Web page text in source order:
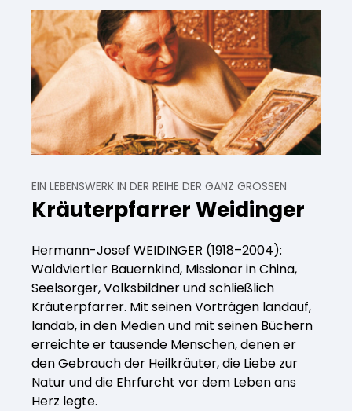
Kräuter-Auszüge
Bücher
Angebote für Gruppen
EIN LEBENSWERK IN DER REIHE DER GANZ GROSSEN
Kräuterpfarrer Weidinger
Hermann-Josef WEIDINGER (1918–2004):
Waldviertler Bauernkind, Missionar in China,
Seelsorger, Volksbildner und schließlich
Kräuterpfarrer. Mit seinen Vorträgen landauf,
landab, in den Medien und mit seinen Büchern
erreichte er tausende Menschen, denen er
den Gebrauch der Heilkräuter, die Liebe zur
Natur und die Ehrfurcht vor dem Leben ans
Herz legte.